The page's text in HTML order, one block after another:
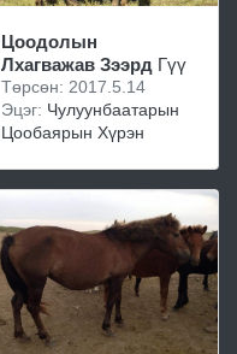
Цоодолын
Лхагважав Зээрд Гүү
Төрсөн: 2017.5.14
Эцэг: Чулуунбаатарын
Цообаярын Хүрэн